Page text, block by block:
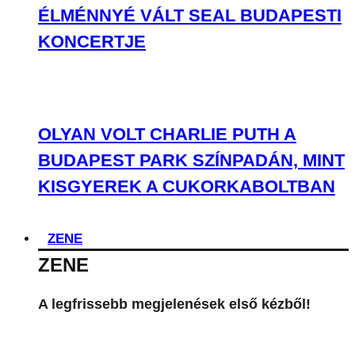
ÉLMÉNNYÉ VÁLT SEAL BUDAPESTI
KONCERTJE
OLYAN VOLT CHARLIE PUTH A
BUDAPEST PARK SZÍNPADÁN, MINT
KISGYEREK A CUKORKABOLTBAN
ZENE
ZENE
A legfrissebb megjelenések első kézből!